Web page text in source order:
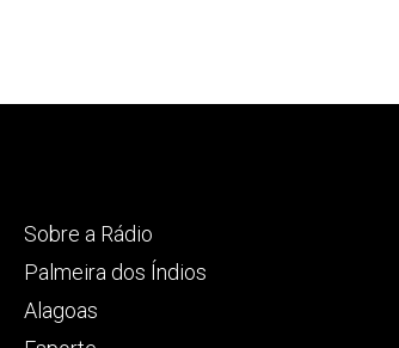
Sobre a Rádio
Palmeira dos Índios
Alagoas